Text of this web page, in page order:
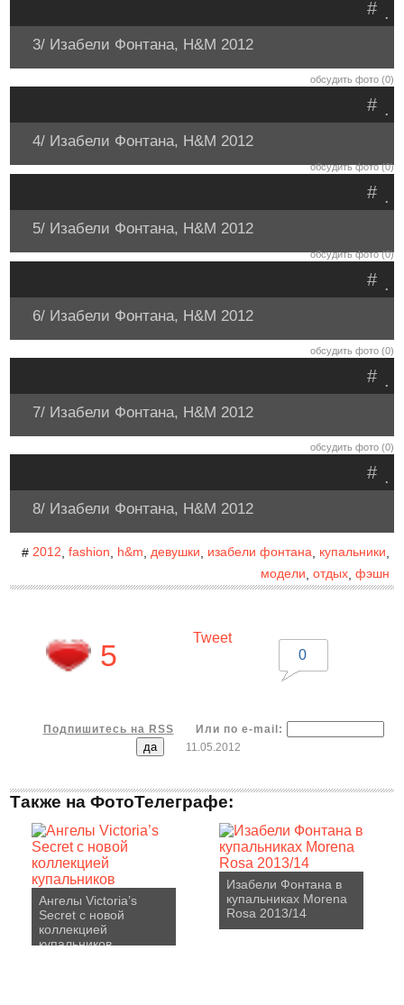
.
#
3/ Изабели Фонтана, H&M 2012
обсудить фото (0)
.
#
4/ Изабели Фонтана, H&M 2012
обсудить фото (0)
.
#
5/ Изабели Фонтана, H&M 2012
обсудить фото (0)
.
#
6/ Изабели Фонтана, H&M 2012
обсудить фото (0)
.
#
7/ Изабели Фонтана, H&M 2012
обсудить фото (0)
.
#
8/ Изабели Фонтана, H&M 2012
# 2012 fashion h&m девушки изабели фонтана, купальники
модели отдых, фэшн
5
Tweet
0
Подпишитесь на RSS
Или по e-mail:
11.05.2012
Также на ФотоТелеграфе:
Ангелы Victoria’s
Secret с новой
коллекцией
купальников
Изабели Фонтана в
купальниках Morena
Rosa 2013/14